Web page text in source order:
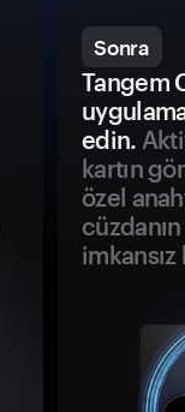
Sonra
Tangem
edin.
kartın
özel